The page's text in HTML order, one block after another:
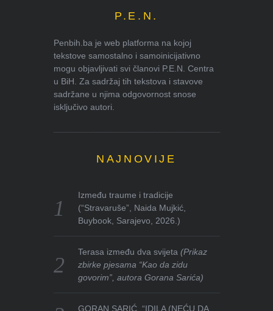
P.E.N.
Penbih.ba je web platforma na kojoj
tekstove samostalno i samoinicijativno
mogu objavljivati svi članovi P.E.N. Centra
u BiH. Za sadržaj tih tekstova i stavove
sadržane u njima odgovornost snose
isključivo autori.
NAJNOVIJE
Između traume i tradicije
(“Stravaruše”, Naida Mujkić,
Buybook, Sarajevo, 2026.)
Terasa između dva svijeta(Prikaz
zbirke pjesama “Kao da zidu
govorim”, autora Gorana Sarića)
GORAN SARIĆ, “IDILA (NEĆU DA